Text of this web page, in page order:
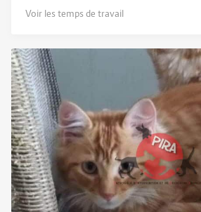
Voir les temps de travail